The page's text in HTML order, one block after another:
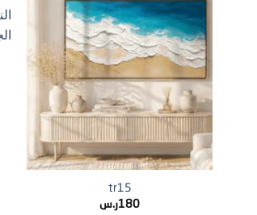
+
tr15
180ر.س